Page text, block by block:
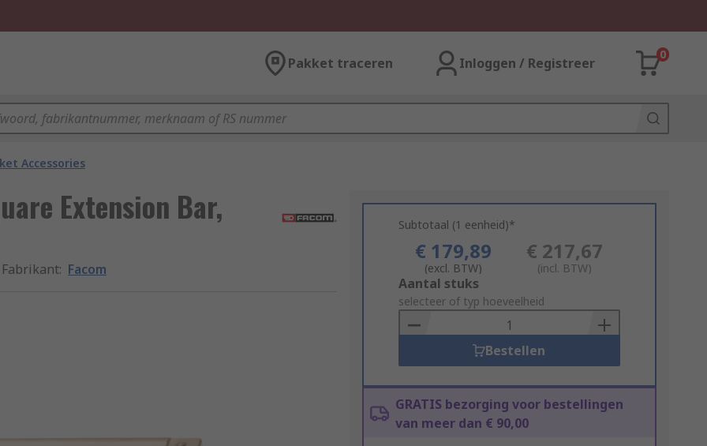
Pakket traceren Inloggen / Registreer
0
Accessories
Extension Bar,
Fabrikant: Facom
Subtotaal (1 eenheid)*
€ 179,89
(excl. BTW)
€ 217,67
(incl. BTW)
Add
to
Basket
Aantal stuks
selecteer of typ hoeveelheid
Bestellen
GRATIS bezorging voor bestellingen
van meer dan € 90,00